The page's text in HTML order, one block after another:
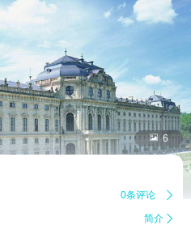
 6
0条评论 
简介 